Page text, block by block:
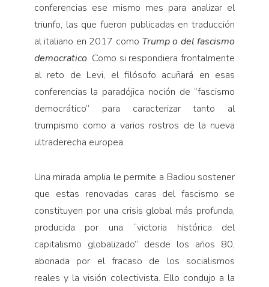
conferencias ese mismo mes para analizar el
triunfo, las que fueron publicadas en traducción
al italiano en 2017 como Trump o del fascismo
democratico. Como si respondiera frontalmente
al reto de Levi, el filósofo acuñará en esas
conferencias la paradójica noción de “fascismo
democrático” para caracterizar tanto al
trumpismo como a varios rostros de la nueva
ultraderecha europea.
Una mirada amplia le permite a Badiou sostener
que estas renovadas caras del fascismo se
constituyen por una crisis global más profunda,
producida por una “victoria histórica del
capitalismo globalizado” desde los años 80,
abonada por el fracaso de los socialismos
reales y la visión colectivista. Ello condujo a la